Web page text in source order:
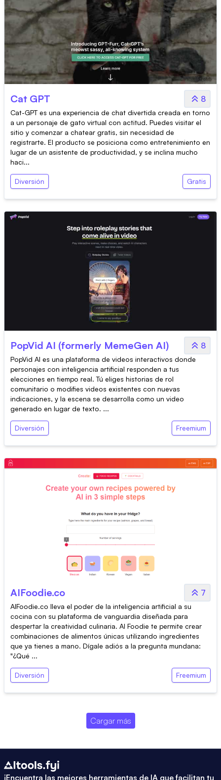
Cat GPT 8
Cat-GPT es una experiencia de chat divertida creada en torno
a un personaje de gato virtual con actitud. Puedes visitar el
sitio y comenzar a chatear gratis, sin necesidad de
registrarte. El producto se posiciona como entretenimiento en
lugar de un asistente de productividad, y se inclina mucho
haci...
Diversión Gratis
PopVid AI (formerly MemeGen AI) 8
PopVid AI es una plataforma de videos interactivos donde
personajes con inteligencia artificial responden a tus
elecciones en tiempo real. Tú eliges historias de rol
comunitario o modifies videos existentes con nuevas
indicaciones, y la escena se desarrolla como un video
generado en lugar de texto. ...
Diversión Freemium
AIFoodie.co 7
AIFoodie.co lleva el poder de la inteligencia artificial a su
cocina con su plataforma de vanguardia diseñada para
despertar la creatividad culinaria. AI Foodie te permite crear
combinaciones de alimentos únicas utilizando ingredientes
que ya tienes a mano. Dígale adiós a la pregunta mundana:
"¿Qué ...
Diversión Freemium
Cargar más
¡Encuentra las mejores herramientas de IA que facilitan tu